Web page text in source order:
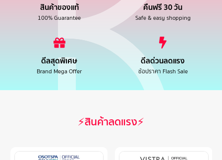
สินค้าของแท้
100% Guarantee
คืนฟรี 30 วัน
Safe & easy shopping
ดีลสุดพิเศษ
Brand Mega Offer
ดีลด่วนลดแรง
ช้อปราคา Flash Sale
⚡สินค้าลดแรง⚡